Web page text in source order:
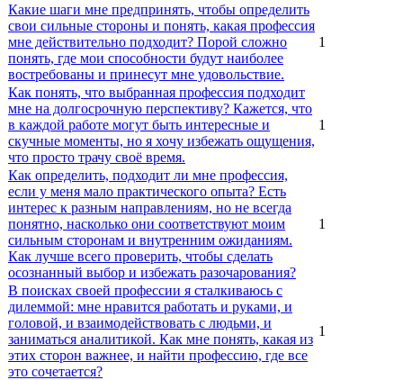
Какие шаги мне предпринять, чтобы определить
свои сильные стороны и понять, какая профессия
мне действительно подходит? Порой сложно
понять, где мои способности будут наиболее
востребованы и принесут мне удовольствие.
1
Как понять, что выбранная профессия подходит
мне на долгосрочную перспективу? Кажется, что
в каждой работе могут быть интересные и
скучные моменты, но я хочу избежать ощущения,
что просто трачу своё время.
1
Как определить, подходит ли мне профессия,
если у меня мало практического опыта? Есть
интерес к разным направлениям, но не всегда
понятно, насколько они соответствуют моим
сильным сторонам и внутренним ожиданиям.
Как лучше всего проверить, чтобы сделать
осознанный выбор и избежать разочарования?
1
В поисках своей профессии я сталкиваюсь с
дилеммой: мне нравится работать и руками, и
головой, и взаимодействовать с людьми, и
заниматься аналитикой. Как мне понять, какая из
этих сторон важнее, и найти профессию, где все
это сочетается?
1